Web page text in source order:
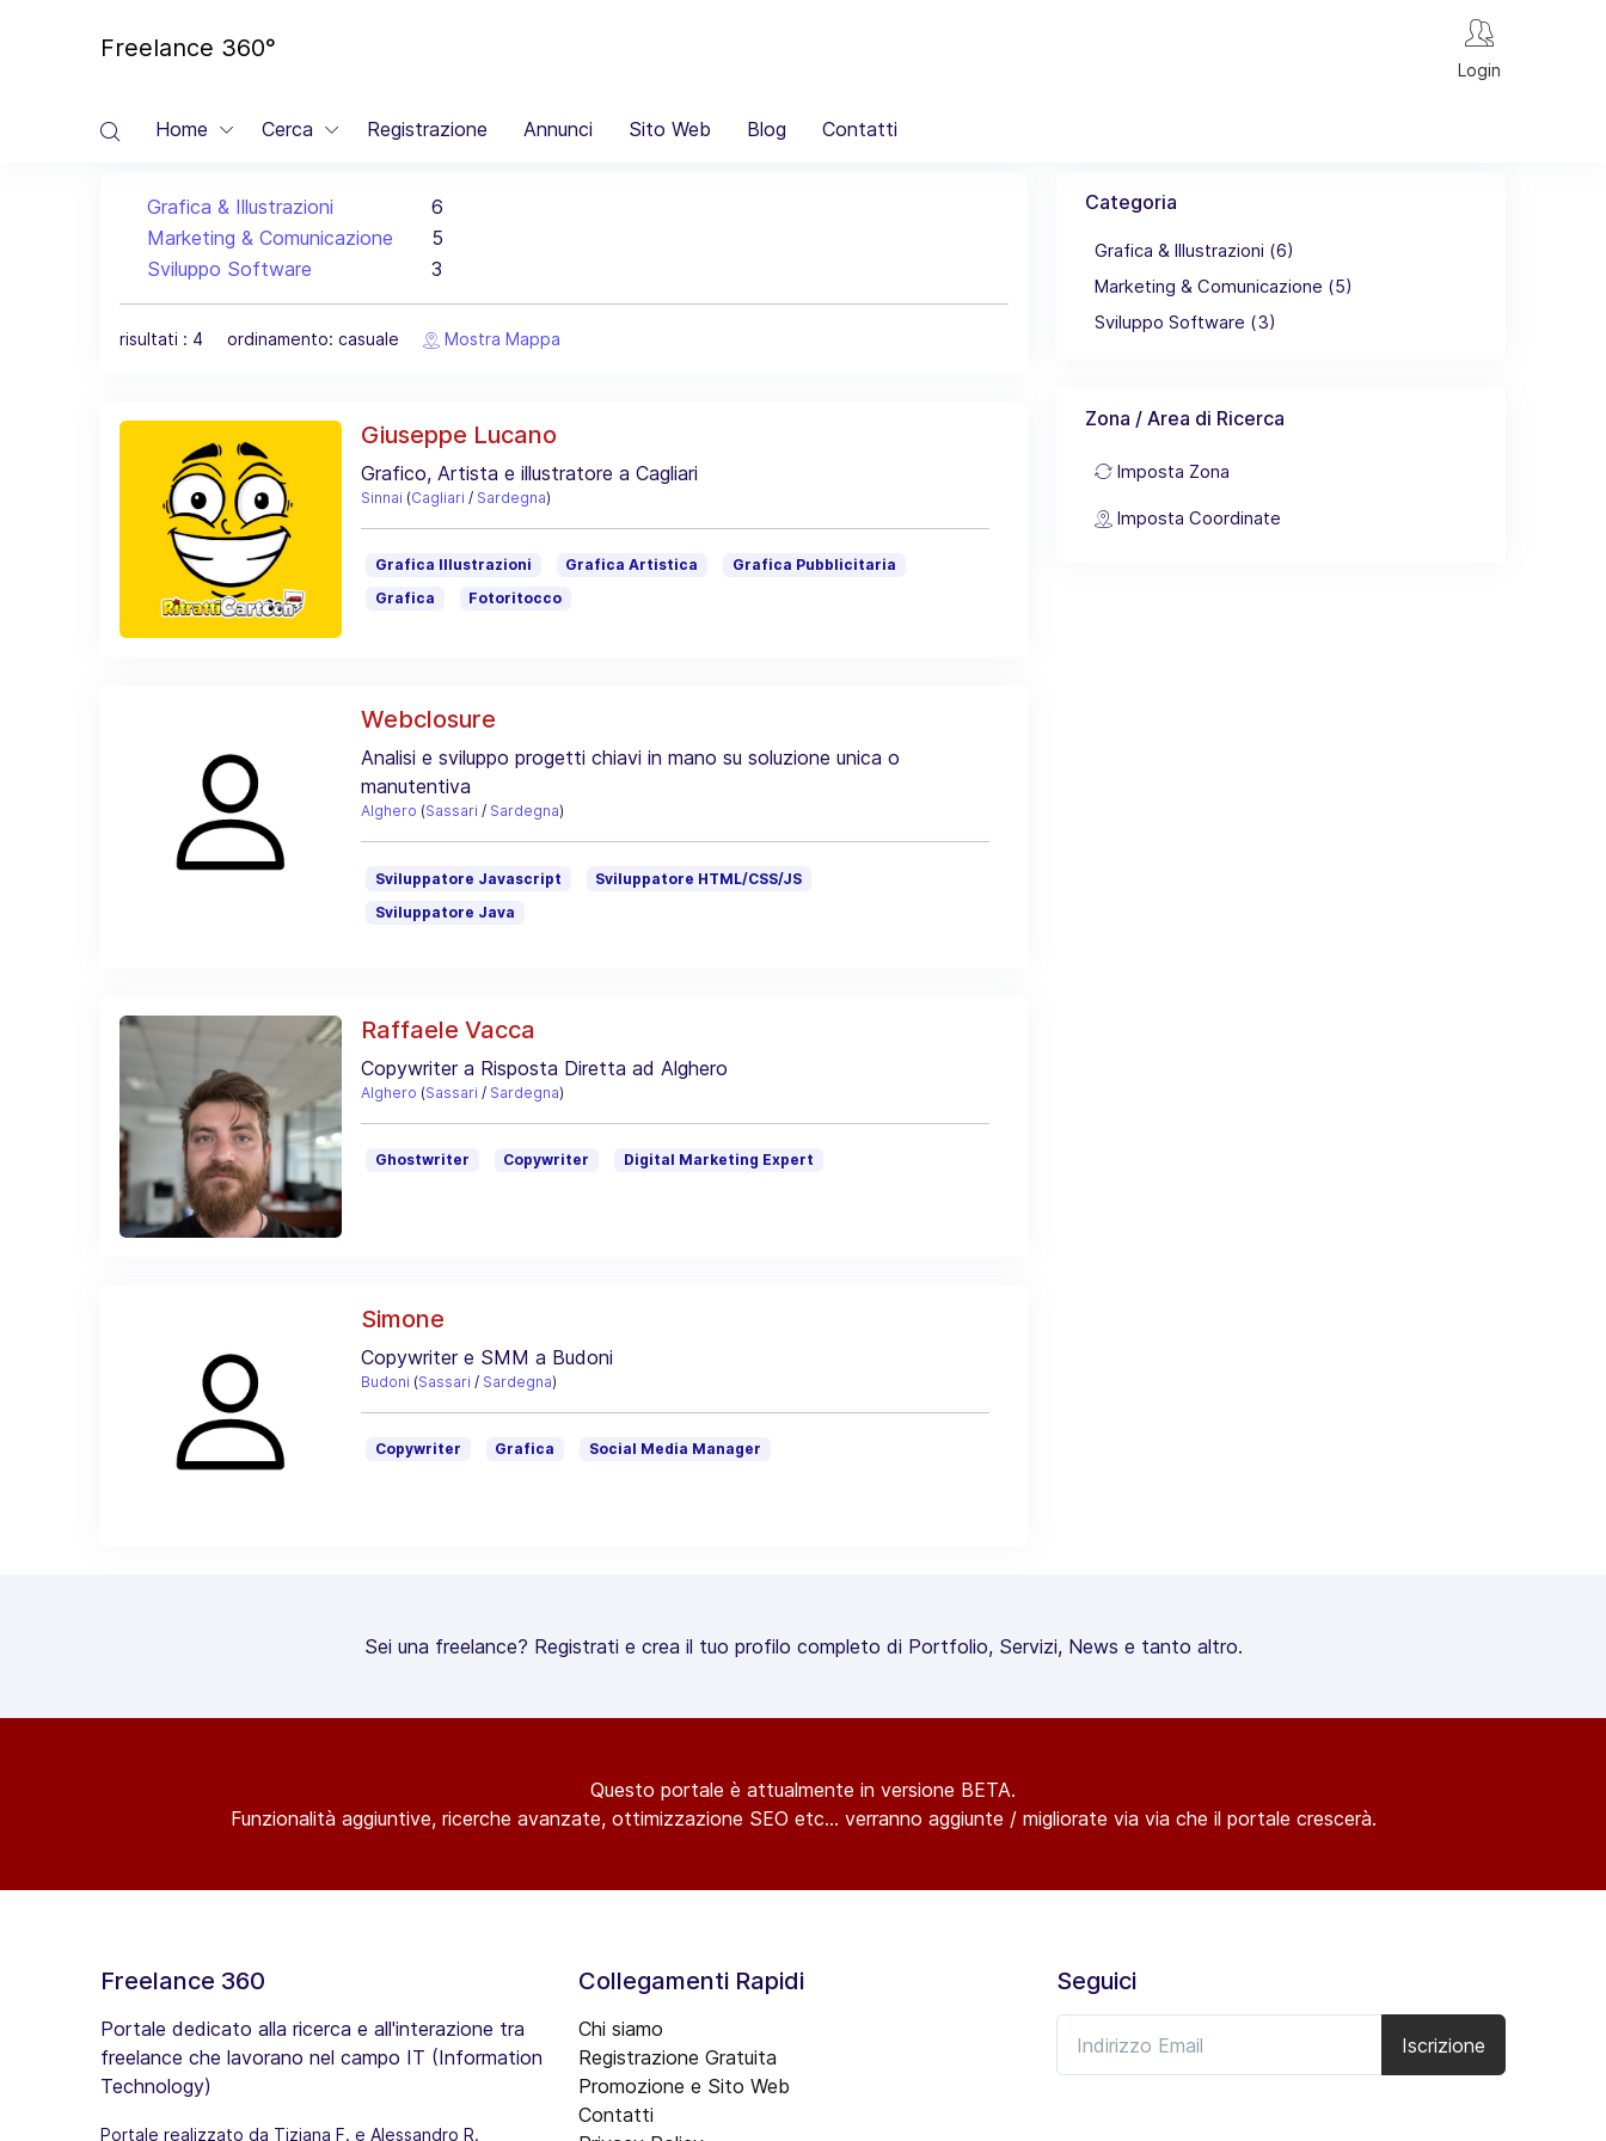
Freelance 360°
Login
Home Cerca Registrazione Annunci Sito Web Blog Contatti
Grafica & Illustrazioni
6
Marketing & Comunicazione
5
Sviluppo Software
3
risultati : 4 ordinamento: casuale Mostra Mappa
Giuseppe Lucano
Grafico, Artista e illustratore a Cagliari
Sinnai (Cagliari / Sardegna)
Grafica Illustrazioni Grafica Artistica
Grafica Pubblicitaria
Grafica
Fotoritocco
Webclosure
Analisi e sviluppo progetti chiavi in mano su soluzione unica o
manutentiva
Alghero (Sassari / Sardegna)
Sviluppatore Javascript
Sviluppatore HTML/CSS/JS
Sviluppatore Java
Raffaele Vacca
Copywriter a Risposta Diretta ad Alghero
Alghero (Sassari / Sardegna)
Ghostwriter Copywriter Digital Marketing Expert
Simone
Copywriter e SMM a Budoni
Budoni (Sassari / Sardegna)
Copywriter Grafica Social Media Manager
Categoria
Grafica & Illustrazioni (6)
Marketing & Comunicazione (5)
Sviluppo Software (3)
Zona / Area di Ricerca
Imposta Zona
Imposta Coordinate
Sei una freelance? Registrati e crea il tuo profilo completo di Portfolio, Servizi, News e tanto altro.
Questo portale è attualmente in versione BETA.
Funzionalità aggiuntive, ricerche avanzate, ottimizzazione SEO etc... verranno aggiunte / migliorate via via che il portale crescerà.
Freelance 360
Portale dedicato alla ricerca e all'interazione tra
freelance che lavorano nel campo IT (Information
Technology)
Portale realizzato da Tiziana F. e Alessandro R.
Collegamenti Rapidi
Chi siamo
Registrazione Gratuita
Promozione e Sito Web
Contatti
Seguici
Iscrizione